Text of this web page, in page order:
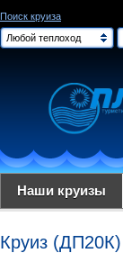
Поиск круиза
Любой теплоход
Наши круизы
Круиз (ДП20К)